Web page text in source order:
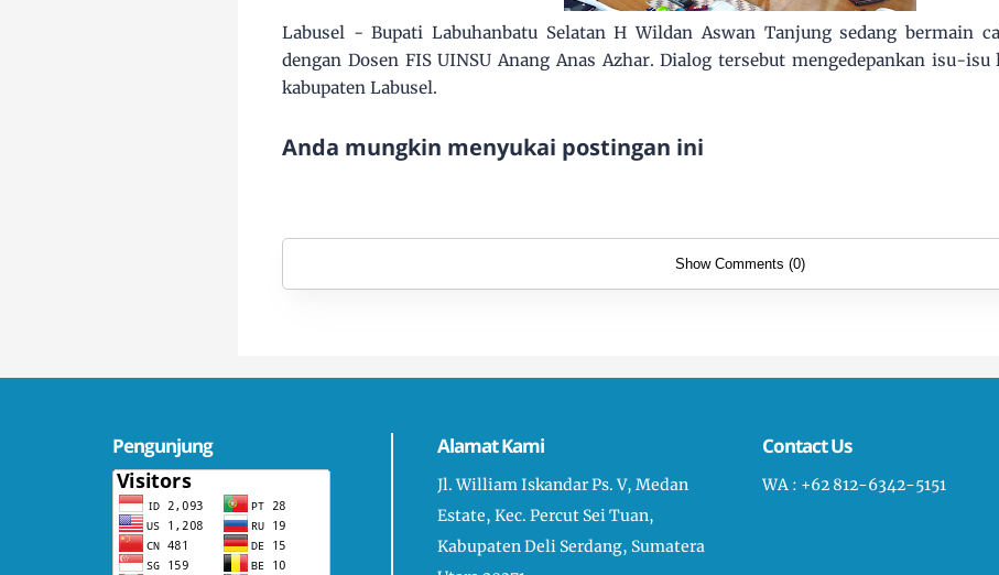
Labusel - Bupati Labuhanbatu Selatan H Wildan Aswan Tanjung sedang bermain
dengan Dosen FIS UINSU Anang Anas Azhar. Dialog tersebut mengedepankan isu-
kabupaten Labusel.
Anda mungkin menyukai postingan ini
Show Comments (0)
Pengunjung Alamat Kami
Jl. William Iskandar Ps. V, Medan
Estate, Kec. Percut Sei Tuan,
Kabupaten Deli Serdang, Sumatera
Contact Us
WA : +62 812-6342-5151